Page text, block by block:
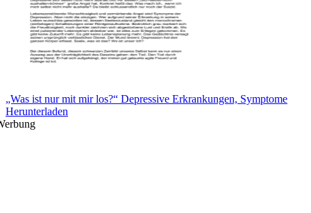
„Was ist nur mit mir los?“ Depressive Erkrankungen, Symptome
Herunterladen